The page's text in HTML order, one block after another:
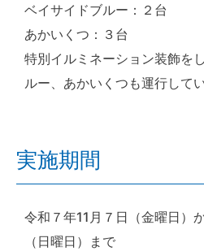
ベイサイドブルー：２台
あかいくつ：３台
特別イルミネーション装飾を
ルー、あかいくつも運行してい
実施期間
令和７年11月７日（金曜日）
（日曜日）まで